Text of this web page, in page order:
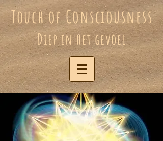
Touch of Consciousness
Diep in het gevoel